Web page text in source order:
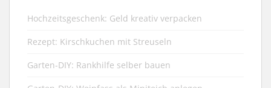
Hochzeitsgeschenk: Geld kreativ verpacken
Rezept: Kirschkuchen mit Streuseln
Garten-DIY: Rankhilfe selber bauen